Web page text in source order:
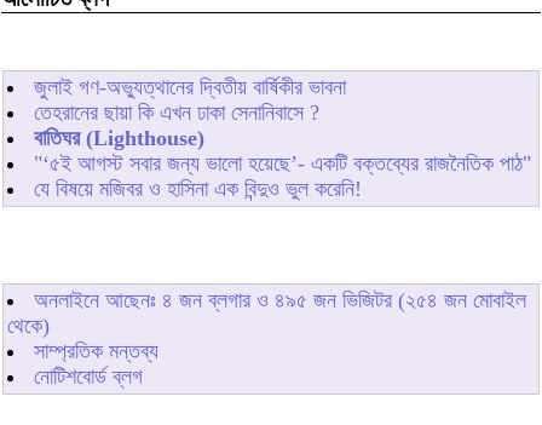
জুলাই গণ-অভ্যুত্থানের দ্বিতীয় বার্ষিকীর ভাবনা
তেহরানের ছায়া কি এখন ঢাকা সেনানিবাসে ?
বাতিঘর (Lighthouse)
"‘৫ই আগস্ট সবার জন্য ভালো হয়েছে’- একটি বক্তব্যের রাজনৈতিক পাঠ"
যে বিষয়ে মজিবর ও হাসিনা এক বিন্দুও ভুল করেনি!
অনলাইনে আছেনঃ ৪ জন ব্লগার ও ৪৯৫ জন ভিজিটর (২৫৪ জন মোবাইল
থেকে)
সাম্প্রতিক মন্তব্য
নোটিশবোর্ড ব্লগ